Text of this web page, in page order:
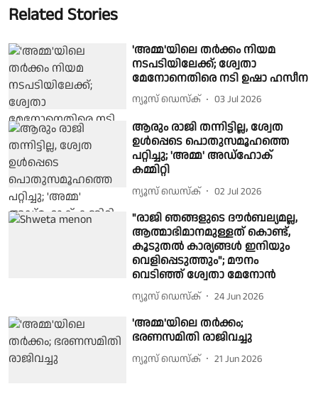
Related Stories
'അമ്മ'യിലെ തർക്കം നിയമ
നടപടിയിലേക്ക്; ശ്വേതാ
മേനോനെതിരെ നടി ഉഷാ ഹസീന
ന്യൂസ് ഡെസ്ക് 03 Jul 2026
ആരും രാജി തന്നിട്ടില്ല, ശ്വേത
ഉള്‍പ്പെടെ പൊതുസമൂഹത്തെ
പറ്റിച്ചു; 'അമ്മ' അഡ്‌ഹോക്
കമ്മിറ്റി
ന്യൂസ് ഡെസ്ക് 02 Jul 2026
"രാജി ഞങ്ങളുടെ ദൗര്‍ബല്യമല്ല,
ആത്മാഭിമാനമുള്ളത് കൊണ്ട്,
കൂടുതല്‍ കാര്യങ്ങള്‍ ഇനിയും
വെളിപ്പെടുത്തും"; മൗനം
വെടിഞ്ഞ് ശ്വേതാ മേനോൻ
ന്യൂസ് ഡെസ്ക് 24 Jun 2026
'അമ്മ'യിലെ തർക്കം;
ഭരണസമിതി രാജിവച്ചു
ന്യൂസ് ഡെസ്ക് 21 Jun 2026